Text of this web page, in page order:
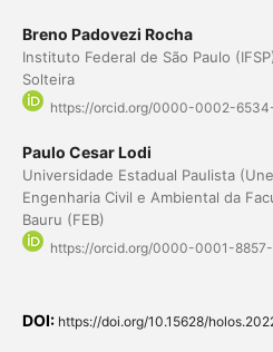
Breno Padovezi Rocha
Instituto Federal de São Paulo
Solteira
https://orcid.org/0000-0002-
Paulo Cesar Lodi
Universidade Estadual Paulista
Engenharia Civil e Ambiental da
Bauru (FEB)
https://orcid.org/0000-0001-8857-
DOI: https://doi.org/10.15628/